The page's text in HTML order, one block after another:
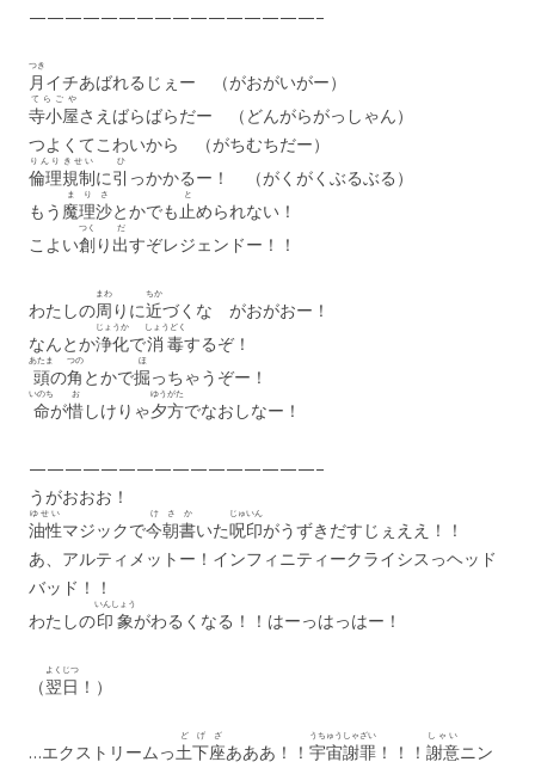
————————————————–
月
つき
イチあばれるじぇー （がおがいがー）
寺小屋
てらごや
さえばらばらだー （どんがらがっしゃん）
つよくてこわいから （がちむちだー）
倫理
りんり
規制
きせい
に引
ひ
っかかるー！ （がくがくぶるぶる）
もう 魔理沙
まりさ
とかでも止
と
められない！
こよい創
つく
り 出
だ
すぞレジェンドー！！
わたしの周
まわ
りに近
ちか
づくな がおがおー！
なんとか浄化
じょうか
で消毒
しょうどく
するぞ！
頭
あたま
の角
つの
とかで掘
ほ
っちゃうぞー！
命
いのち
が惜
お
しけりゃ夕方
ゆうがた
でなおしなー！
————————————————–
うがおおお！
油性
ゆせい
マジックで今朝
けさ
書
か
いた呪印
じゅいん
がうずきだすじぇええ！！
あ、アルティメットー！インフィニティークライシスっヘッド
バッド！！
わたしの印象
いんしょう
がわるくなる！！はーっはっはー！
（翌日
よくじつ
！）
…エクストリームっ土下座
どげざ
あああ！！ 宇宙
うちゅう
謝罪
しゃざい
！！！ 謝意
しゃい
ニン